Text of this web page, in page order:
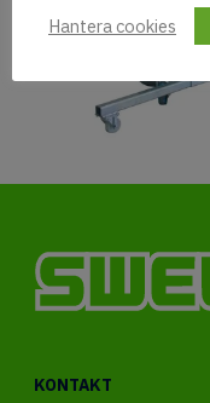
KONTAKT
Hantera cookies